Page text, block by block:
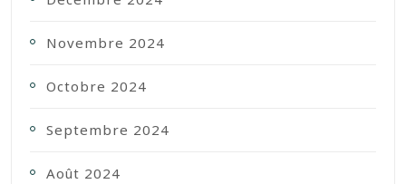
Novembre 2024
Octobre 2024
Septembre 2024
Août 2024